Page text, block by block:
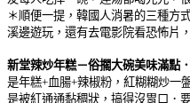
＊順便一提，韓國人消暑的三種方
溪邊遊玩，還有去電影院看恐怖片
新堂辣炒年糕－俗擱大碗美味滿點．
是年糕+血腸+辣椒粉，紅糊糊炒一
是被紅通通黏稠狀，搞得沒胃口．